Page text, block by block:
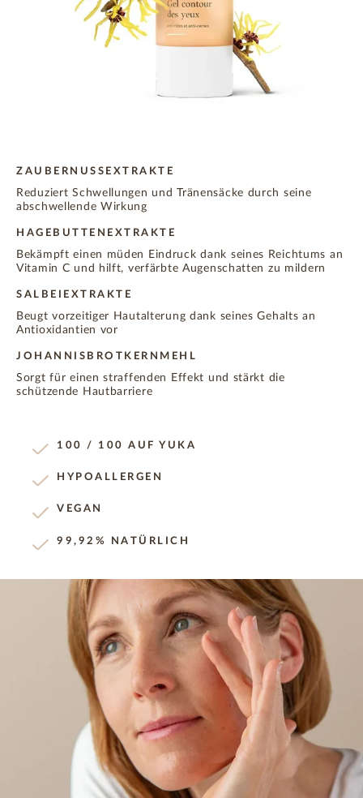
ZAUBERNUSSEXTRAKTE
Reduziert Schwellungen und Tränensäcke durch seine
abschwellende Wirkung
HAGEBUTTENEXTRAKTE
Bekämpft einen müden Eindruck dank seines Reichtums an
Vitamin C und hilft, verfärbte Augenschatten zu mildern
SALBEIEXTRAKTE
Beugt vorzeitiger Hautalterung dank seines Gehalts an
Antioxidantien vor
JOHANNISBROTKERNMEHL
Sorgt für einen straffenden Effekt und stärkt die
schützende Hautbarriere
100 / 100 AUF YUKA
HYPOALLERGEN
VEGAN
99,92% NATÜRLICH